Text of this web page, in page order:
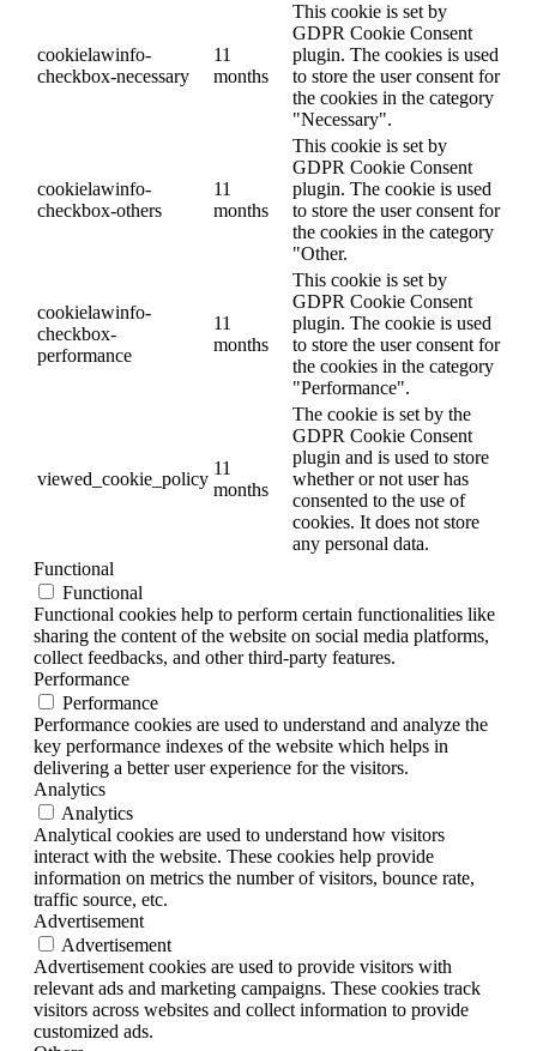
cookielawinfo-
checkbox-necessary
11
months
This cookie is set by
GDPR Cookie Consent
plugin. The cookies is used
to store the user consent for
the cookies in the category
"Necessary".
cookielawinfo-
checkbox-others
11
months
This cookie is set by
GDPR Cookie Consent
plugin. The cookie is used
to store the user consent for
the cookies in the category
"Other.
cookielawinfo-
checkbox-
performance
11
months
This cookie is set by
GDPR Cookie Consent
plugin. The cookie is used
to store the user consent for
the cookies in the category
"Performance".
viewed_cookie_policy
11
months
The cookie is set by the
GDPR Cookie Consent
plugin and is used to store
whether or not user has
consented to the use of
cookies. It does not store
any personal data.
Functional
Functional
Functional cookies help to perform certain functionalities like
sharing the content of the website on social media platforms,
collect feedbacks, and other third-party features.
Performance
Performance
Performance cookies are used to understand and analyze the
key performance indexes of the website which helps in
delivering a better user experience for the visitors.
Analytics
Analytics
Analytical cookies are used to understand how visitors
interact with the website. These cookies help provide
information on metrics the number of visitors, bounce rate,
traffic source, etc.
Advertisement
Advertisement
Advertisement cookies are used to provide visitors with
relevant ads and marketing campaigns. These cookies track
visitors across websites and collect information to provide
customized ads.